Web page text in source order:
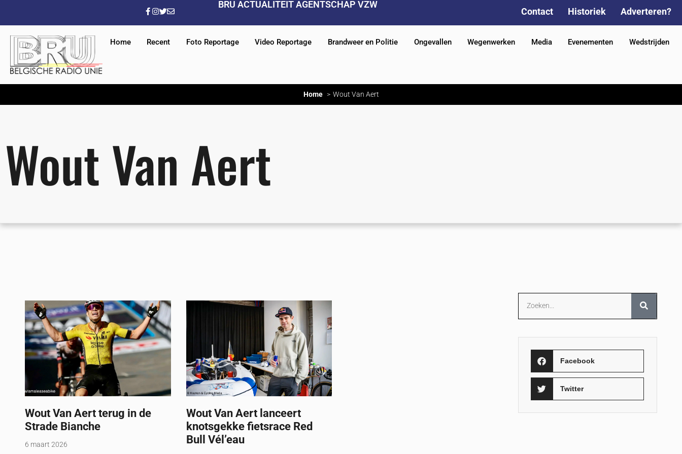
BRU ACTUALITEIT AGENTSCHAP VZW
Contact Historiek Adverteren?
Home Recent Foto Reportage Video Reportage Brandweer en Politie Ongevallen Wegenwerken Media Evenementen Wedstrijden
Home Wout Van Aert
Wout Van Aert
Wout Van Aert terug in de
Strade Bianche
6 maart 2026
Wout Van Aert lanceert
knotsgekke fietsrace Red
Bull Vél’eau
Facebook
Twitter